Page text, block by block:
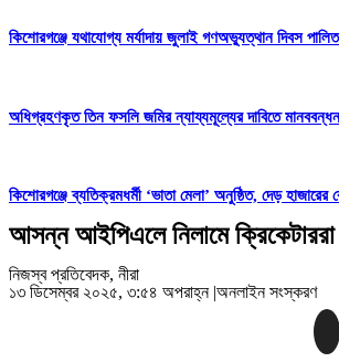
কিশোরগঞ্জে যথাযোগ্য মর্যাদায় জুলাই গণঅভ্যুত্থান দিবস পালিত
অধিগ্রহণকৃত তিন ফসলি জমির ন্যায্যমূল্যের দাবিতে মানববন্ধন
কিশোরগঞ্জে ব্যতিক্রমধর্মী ‘ভাতা মেলা’ অনুষ্ঠিত, দেড় হাজারের
আসন্ন আইপিএলে নিলামে ক্রিকেটাররা
নিজস্ব প্রতিবেদক, নীরা
১৩ ডিসেম্বর ২০২৫, ৩:৫৪ অপরাহ্ন |অনলাইন সংস্করণ